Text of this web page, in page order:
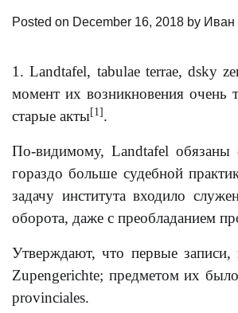
Posted on December 16, 2018 by Иван
1. Landtafel, tabulae terrae, dsky
момент их возникновения
старые акты[1] .
По-видимому, Landtafel обязаны
гораздо больше судебной
задачу института входило
оборота, даже с преобладанием
Утверждают, что первые
Zupengerichte; предметом их
provinciales.